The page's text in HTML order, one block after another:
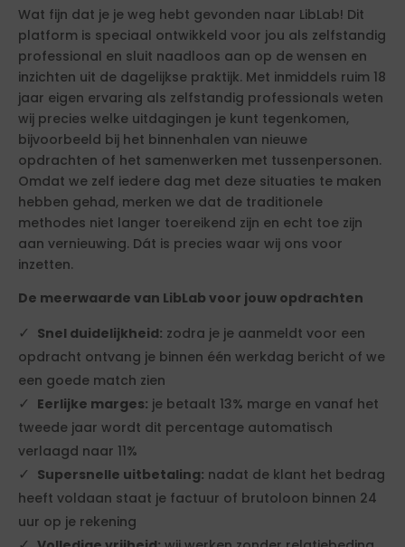
Wat fijn dat je je weg hebt gevonden naar LibLab! Dit
platform is speciaal ontwikkeld voor jou als zelfstandig
professional en sluit naadloos aan op de wensen en
inzichten uit de dagelijkse praktijk. Met inmiddels ruim 18
jaar eigen ervaring als zelfstandig professionals weten
wij precies welke uitdagingen je kunt tegenkomen,
bijvoorbeeld bij het binnenhalen van nieuwe
opdrachten of het samenwerken met tussenpersonen.
Omdat we zelf iedere dag met deze situaties te maken
hebben gehad, merken we dat de traditionele
methodes niet langer toereikend zijn en echt toe zijn
aan vernieuwing. Dát is precies waar wij ons voor
inzetten.
De meerwaarde van LibLab voor jouw opdrachten
Snel duidelijkheid: zodra je je aanmeldt voor een
opdracht ontvang je binnen één werkdag bericht of we
een goede match zien
Eerlijke marges: je betaalt 13% marge en vanaf het
tweede jaar wordt dit percentage automatisch
verlaagd naar 11%
Supersnelle uitbetaling: nadat de klant het bedrag
heeft voldaan staat je factuur of brutoloon binnen 24
uur op je rekening